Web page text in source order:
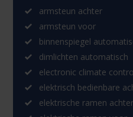
armsteun achter
armsteun voor
binnenspiegel
dimlichten automatisch
electronic climate
elektrisch bedienbare
elektrische ramen achter